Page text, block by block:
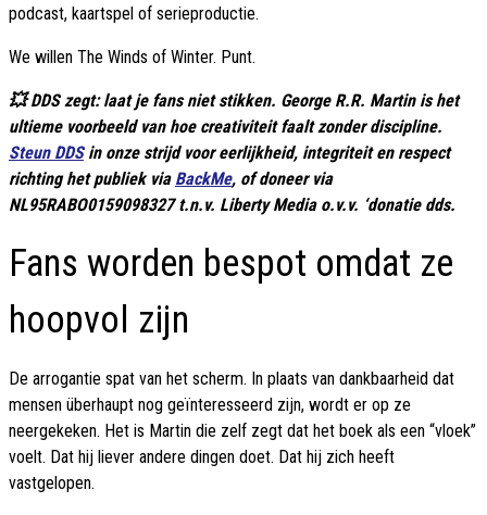
podcast, kaartspel of serieproductie.
We willen The Winds of Winter. Punt.
💥 DDS zegt: laat je fans niet stikken. George R.R. Martin is het
ultieme voorbeeld van hoe creativiteit faalt zonder discipline.
Steun DDSin onze strijd voor eerlijkheid, integriteit en respect
richting het publiek via BackMe, of doneer via
NL95RABO0159098327 t.n.v. Liberty Media o.v.v. ‘donatie dds.
Fans worden bespot omdat ze
hoopvol zijn
De arrogantie spat van het scherm. In plaats van dankbaarheid dat
mensen überhaupt nog geïnteresseerd zijn, wordt er op ze
neergekeken. Het is Martin die zelf zegt dat het boek als een “vloek”
voelt. Dat hij liever andere dingen doet. Dat hij zich heeft
vastgelopen.